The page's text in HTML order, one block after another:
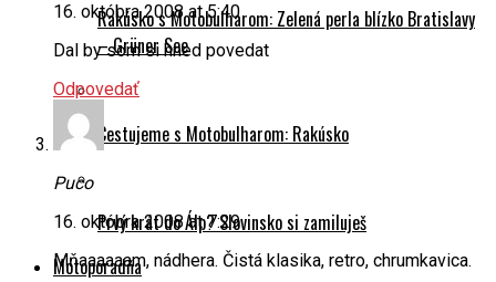
Rakúsko s Motobulharom: Zelená perla blízko Bratislavy
– Grüner See
Cestujeme s Motobulharom: Rakúsko
Prvý krát do Álp? Slovinsko si zamiluješ
Motoporadňa
16. októbra 2008 at 5:40
Dal by som si hned povedat
Odpovedať
Puco
16. októbra 2008 at 7:29
Mňaaaaaam, nádhera. Čistá klasika, retro, chrumkavica.